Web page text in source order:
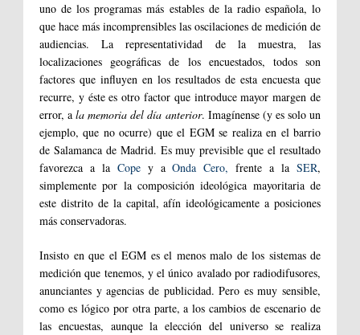
uno de los programas más estables de la radio española, lo
que hace más incomprensibles las oscilaciones de medición de
audiencias. La representatividad de la muestra, las
localizaciones geográficas de los encuestados, todos son
factores que influyen en los resultados de esta encuesta que
recurre, y éste es otro factor que introduce mayor margen de
error, ala memoria del día anterior. Imagínense (y es solo un
ejemplo, que no ocurre) que el EGM se realiza en el barrio
de Salamanca de Madrid. Es muy previsible que el resultado
favorezca a la Copey aOnda Cero, frente a laSER,
simplemente por la composición ideológica mayoritaria de
este distrito de la capital, afín ideológicamente a posiciones
más conservadoras.
Insisto en que el EGM es el menos malo de los sistemas de
medición que tenemos, y el único avalado por radiodifusores,
anunciantes y agencias de publicidad. Pero es muy sensible,
como es lógico por otra parte, a los cambios de escenario de
las encuestas, aunque la elección del universo se realiza